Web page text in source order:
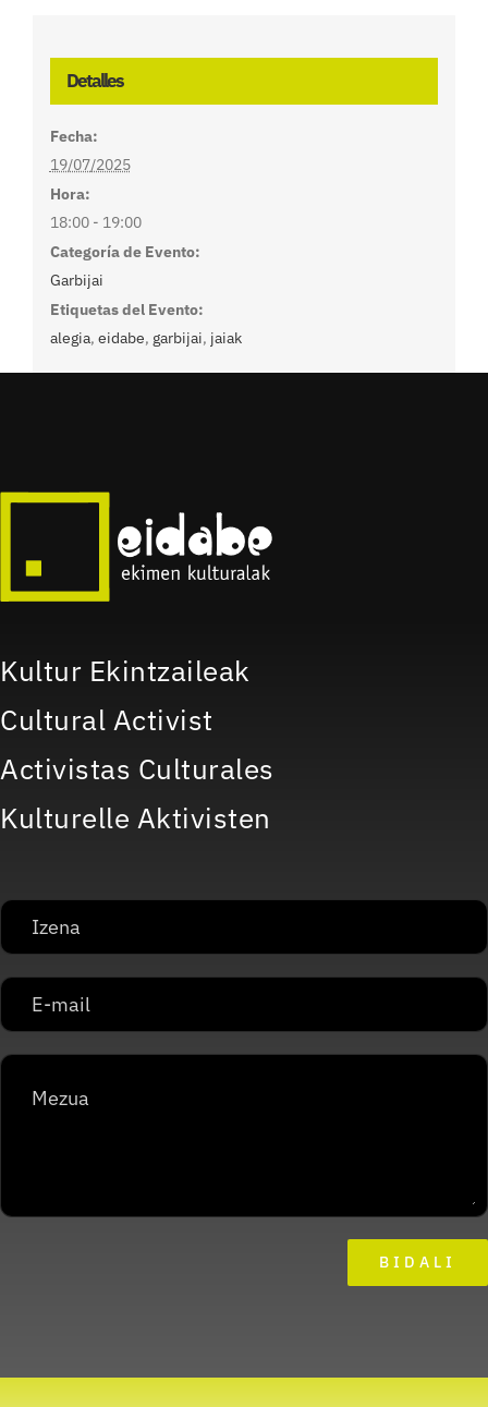
Detalles
Fecha:
19/07/2025
Hora:
18:00 - 19:00
Categoría de Evento:
Garbijai
Etiquetas del Evento:
alegia, eidabe, garbijai, jaiak
Kultur Ekintzaileak
Cultural Activist
Activistas Culturales
Kulturelle Aktivisten
BIDALI